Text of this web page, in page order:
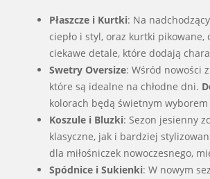
Płaszcze i Kurtki: Na
ciepło i styl, oraz kurtki
ciekawe detale, które dodają
Swetry Oversize: Wśród nowości
które są idealne na chłodne dni.
kolorach będą świetnym
Koszule i Bluzki: Sezon jesienny
klasyczne, jak i bardziej
dla miłośniczek nowoczesnego,
Spódnice i Sukienki: W nowym